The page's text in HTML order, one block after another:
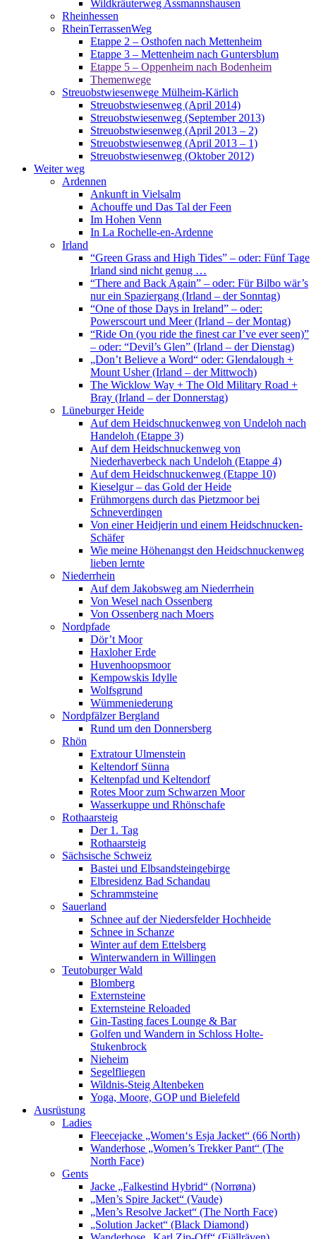
Wildkräuterweg Assmannshausen
Rheinhessen
RheinTerrassenWeg
Etappe 2 – Osthofen nach Mettenheim
Etappe 3 – Mettenheim nach Guntersblum
Etappe 5 – Oppenheim nach Bodenheim
Themenwege
Streuobstwiesenwege Mülheim-Kärlich
Streuobstwiesenweg (April 2014)
Streuobstwiesenweg (September 2013)
Streuobstwiesenweg (April 2013 – 2)
Streuobstwiesenweg (April 2013 – 1)
Streuobstwiesenweg (Oktober 2012)
Weiter weg
Ardennen
Ankunft in Vielsalm
Achouffe und Das Tal der Feen
Im Hohen Venn
In La Rochelle-en-Ardenne
Irland
“Green Grass and High Tides” – oder: Fünf Tage
Irland sind nicht genug …
“There and Back Again” – oder: Für Bilbo wär’s
nur ein Spaziergang (Irland – der Sonntag)
“One of those Days in Ireland” – oder:
Powerscourt und Meer (Irland – der Montag)
“Ride On (you ride the finest car I’ve ever seen)”
– oder: “Devil’s Glen” (Irland – der Dienstag)
„Don’t Believe a Word“ oder: Glendalough +
Mount Usher (Irland – der Mittwoch)
The Wicklow Way + The Old Military Road +
Bray (Irland – der Donnerstag)
Lüneburger Heide
Auf dem Heidschnuckenweg von Undeloh nach
Handeloh (Etappe 3)
Auf dem Heidschnuckenweg von
Niederhaverbeck nach Undeloh (Etappe 4)
Auf dem Heidschnuckenweg (Etappe 10)
Kieselgur – das Gold der Heide
Frühmorgens durch das Pietzmoor bei
Schneverdingen
Von einer Heidjerin und einem Heidschnucken-
Schäfer
Wie meine Höhenangst den Heidschnuckenweg
lieben lernte
Niederrhein
Auf dem Jakobsweg am Niederrhein
Von Wesel nach Ossenberg
Von Ossenberg nach Moers
Nordpfade
Dör’t Moor
Haxloher Erde
Huvenhoopsmoor
Kempowskis Idylle
Wolfsgrund
Wümmeniederung
Nordpfälzer Bergland
Rund um den Donnersberg
Rhön
Extratour Ulmenstein
Keltendorf Sünna
Keltenpfad und Keltendorf
Rotes Moor zum Schwarzen Moor
Wasserkuppe und Rhönschafe
Rothaarsteig
Der 1. Tag
Rothaarsteig
Sächsische Schweiz
Bastei und Elbsandsteingebirge
Elbresidenz Bad Schandau
Schrammsteine
Sauerland
Schnee auf der Niedersfelder Hochheide
Schnee in Schanze
Winter auf dem Ettelsberg
Winterwandern in Willingen
Teutoburger Wald
Blomberg
Externsteine
Externsteine Reloaded
Gin-Tasting faces Lounge & Bar
Golfen und Wandern in Schloss Holte-
Stukenbrock
Nieheim
Segelfliegen
Wildnis-Steig Altenbeken
Yoga, Moore, GOP und Bielefeld
Ausrüstung
Ladies
Fleecejacke „Women‘s Esja Jacket“ (66 North)
Wanderhose „Women’s Trekker Pant“ (The
North Face)
Gents
Jacke „Falkestind Hybrid“ (Norrøna)
„Men’s Spire Jacket“ (Vaude)
„Men’s Resolve Jacket“ (The North Face)
„Solution Jacket“ (Black Diamond)